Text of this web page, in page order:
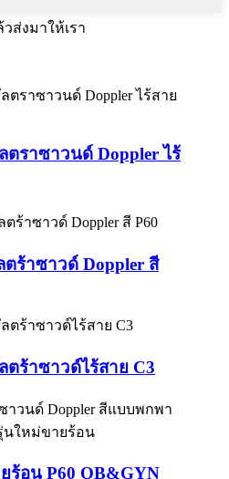
ส่งมาให้เรา
ตราซาวนด์ Doppler ไร้
ตร้าซาวด์ Doppler สี
ตร้าซาวด์ไร้สาย C3
ร้อน P60 OB&GYN